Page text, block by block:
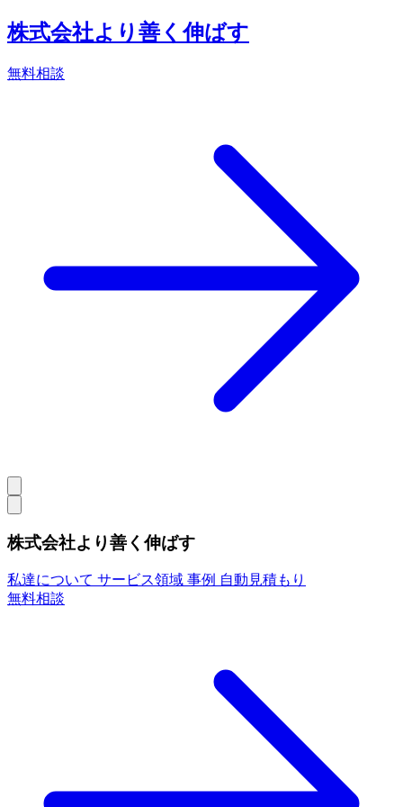
株式会社より善く伸ばす
無料相談
株式会社より善く伸ばす
私達について サービス領域 事例 自動見積もり
無料相談